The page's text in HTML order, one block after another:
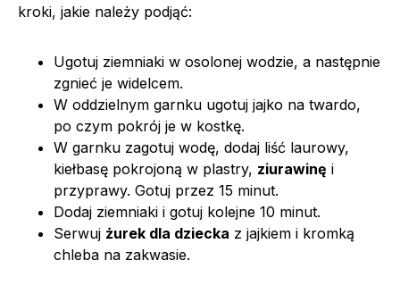
kroki, jakie należy podjąć:
Ugotuj ziemniaki w osolonej wodzie, a następnie
zgnieć je widelcem.
W oddzielnym garnku ugotuj jajko na twardo,
po czym pokrój je w kostkę.
W garnku zagotuj wodę, dodaj liść laurowy,
kiełbasę pokrojoną w plastry, ziurawinę i
przyprawy. Gotuj przez 15 minut.
Dodaj ziemniaki i gotuj kolejne 10 minut.
Serwuj żurek dla dziecka z jajkiem i kromką
chleba na zakwasie.